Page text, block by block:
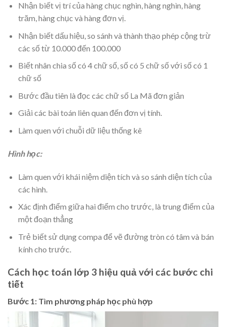
Nhận biết vị trí của hàng chục nghìn, hàng nghìn, hàng
trăm, hàng chục và hàng đơn vị.
Nhận biết dấu hiệu, so sánh và thành thạo phép cộng trừ
các số từ 10.000 đến 100.000
Biết nhân chia số có 4 chữ số, số có 5 chữ số với số có 1
chữ số
Bước đầu tiên là đọc các chữ số La Mã đơn giản
Giải các bài toán liên quan đến đơn vị tính.
Làm quen với chuỗi dữ liệu thống kê
Hình học:
Làm quen với khái niệm diện tích và so sánh diện tích của
các hình.
Xác định điểm giữa hai điểm cho trước, là trung điểm của
một đoạn thẳng
Trẻ biết sử dụng compa để vẽ đường tròn có tâm và bán
kính cho trước.
Cách học toán lớp 3 hiệu quả với các bước chi
tiết
Bước 1: Tìm phương pháp học phù hợp